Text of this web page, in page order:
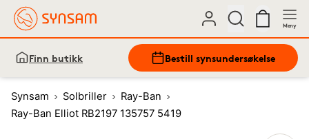
Meny
Finn butikk Bestill synsundersøkelse
Synsam Solbriller
Ray-Ban
Ray-Ban Elliot RB2197 135757 5419